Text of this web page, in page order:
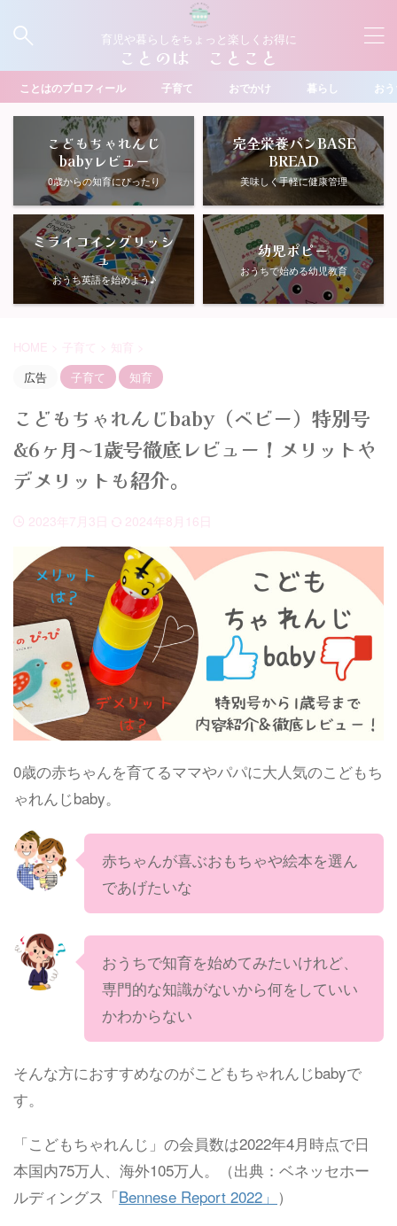
育児や暮らしをちょっと楽しくお得に
ことのは ことこと
ことはのプロフィール 子育て おでかけ 暮らし お
こどもちゃれんじ
babyレビュー
0歳からの知育にぴったり
完全栄養パンBASE
BREAD
美味しく手軽に健康管理
ミライコイングリッシ
ュ
おうち英語を始めよう♪
幼児ポピー
おうちで始める幼児教育
HOME > 子育て > 知育 >
広告
子育て 知育
こどもちゃれんじbaby（ベビー）特別号
&6ヶ月~1歳号徹底レビュー！メリットや
デメリットも紹介。
2023年7月3日 2024年8月16日
0歳の赤ちゃんを育てるママやパパに大人気のこどもち
ゃれんじbaby。
赤ちゃんが喜ぶおもちゃや絵本を選ん
であげたいな
おうちで知育を始めてみたいけれど、
専門的な知識がないから何をしていい
かわからない
そんな方におすすめなのがこどもちゃれんじbabyで
す。
「こどもちゃれんじ」の会員数は2022年4月時点で日
本国内75万人、海外105万人。（出典：ベネッセホー
ルディングス「Bennese Report 2022」 ）